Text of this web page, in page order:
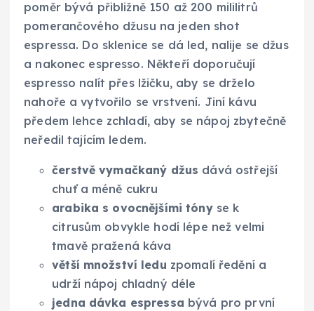
poměr bývá přibližně 150 až 200 mililitrů
pomerančového džusu na jeden shot
espressa. Do sklenice se dá led, nalije se džus
a nakonec espresso. Někteří doporučují
espresso nalít přes lžičku, aby se drželo
nahoře a vytvořilo se vrstvení. Jiní kávu
předem lehce zchladí, aby se nápoj zbytečně
neředil tajícím ledem.
čerstvě vymačkaný džus dává ostřejší
chuť a méně cukru
arabika s ovocnějšími tónyse k
citrusům obvykle hodí lépe než velmi
tmavě pražená káva
větší množství ledu zpomalí ředění a
udrží nápoj chladný déle
jedna dávka espressa bývá pro první